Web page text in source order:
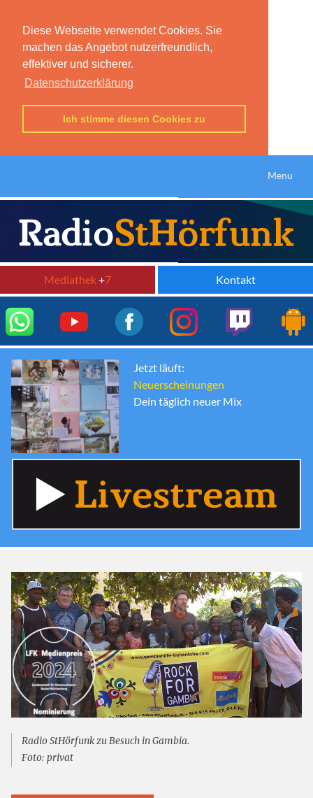
Diese Webseite verwendet Cookies. Sie
machen das Angebot nutzerfreundlich,
effektiver und sicherer.
Datenschutzerklärung
Ich stimme diesen Cookies zu
Menu
Mediathek+7 Kontakt
Jetzt läuft:
Neuerscheinungen
Dein täglich neuer Mix
Radio StHörfunk zu Besuch in Gambia.
Foto: privat